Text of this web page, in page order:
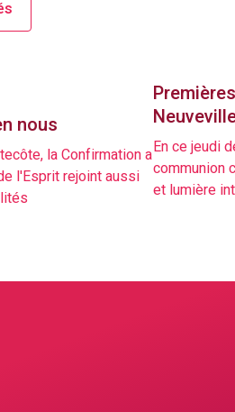
nous
la Confirmation a
l'Esprit rejoint aussi
En ce jeudi
communion
et lumière